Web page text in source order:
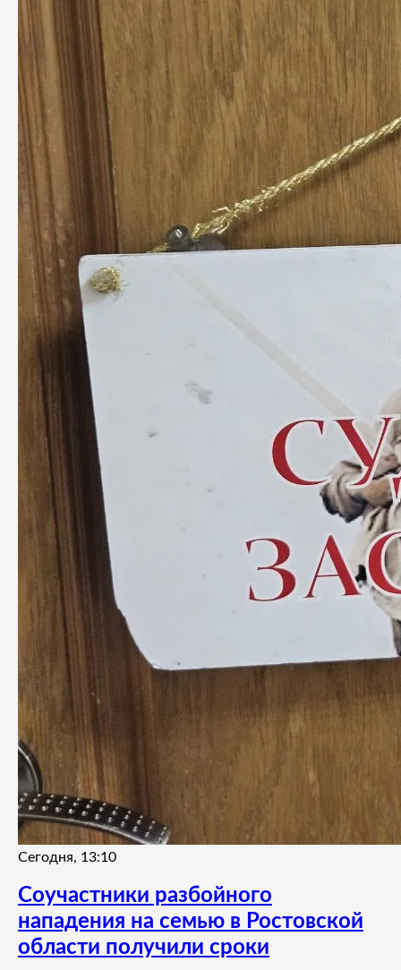
Сегодня, 13:10
Соучастники разбойного
нападения на семью в Ростовской
области получили сроки